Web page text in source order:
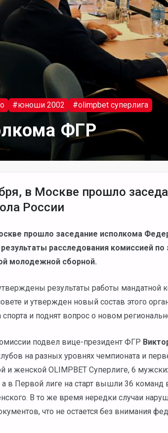
#юноши 2002 #olimpbet суперлига
ФГР
в Москве прошло
России
прошло заседание исполкома
расследования комиссией
молодежной сборной.
результаты работы мандатной
и утвержден новый состав этого
и поднят вопрос о новом
подвел вице-президент ФГР
на разных уровнях чемпионата и
женской OLIMPBET Суперлиге, 6
в Первой лиге на старт вышли 36 команд
В то же время нередки случаи
что не остается без внимания